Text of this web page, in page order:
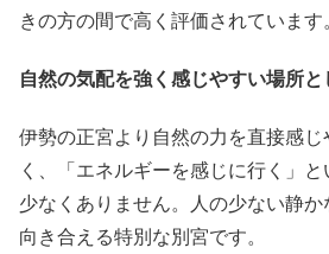
きの方の間で高く評価されています。
自然の気配を強く感じやすい場所
伊勢の正宮より自然の力を直接感
く、「エネルギーを感じに行く」
少なくありません。人の少ない静
向き合える特別な別宮です。